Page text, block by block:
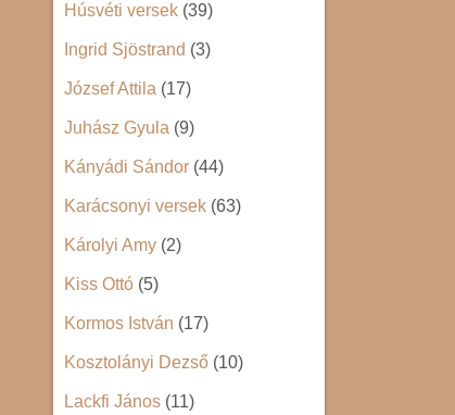
Húsvéti versek (39)
Ingrid Sjöstrand (3)
József Attila (17)
Juhász Gyula (9)
Kányádi Sándor (44)
Karácsonyi versek (63)
Károlyi Amy (2)
Kiss Ottó (5)
Kormos István (17)
Kosztolányi Dezső (10)
Lackfi János (11)